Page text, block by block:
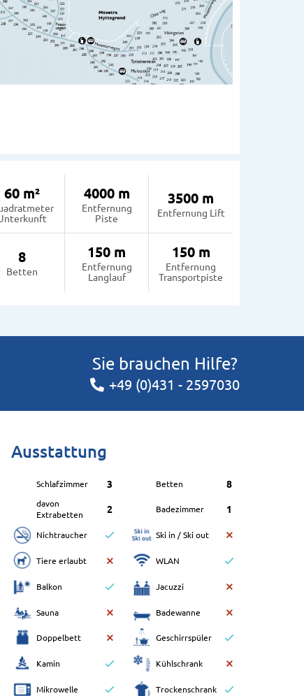
60 m² 4000 m
Entfernung
Piste
3500 m
Entfernung Lift
8
Betten
150 m
Entfernung
Langlauf
150 m
Entfernung
Transportpiste
Sie brauchen Hilfe?
+49 (0)431 - 2597030
Ausstattung
Schlafzimmer 3 Betten 8
davon
Extrabetten
2 Badezimmer 1
Nichtraucher Ski in / Ski out
Tiere erlaubt WLAN
Balkon Jacuzzi
Sauna Badewanne
Doppelbett Geschirrspüler
Kamin Kühlschrank
Mikrowelle Trockenschrank